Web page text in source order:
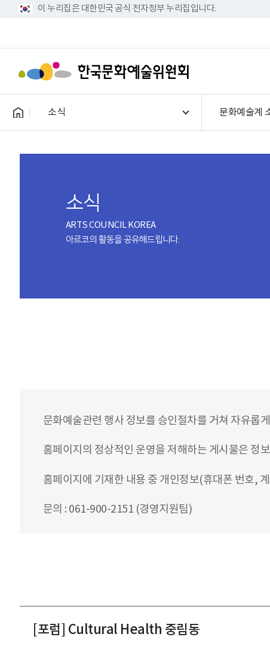
이 누리집은 대한민국 공식 전자정부 누리집입니다.
소식 문화예술계
소식
ARTS COUNCIL KOREA
아르코의 활동을 공유해드립니다.
문화예술관련 행사 정보를 승인절차를 거쳐 자유롭
홈페이지의 정상적인 운영을 저해하는 게시물은 정
홈페이지에 기재한 내용 중 개인정보(휴대폰 번호,
문의 : 061-900-2151 (경영지원팀)
[포럼] Cultural Health 중림동